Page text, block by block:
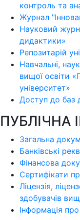
контроль та
Журнал
Науковий
дидактики»
Репозитарій
Навчальні,
вищої освіти
університет»
Доступ до баз
ПУБЛІЧНА
Загальна
Банківські
Фінансова
Сертифікати
Ліцензія,
здобувачів
Інформація